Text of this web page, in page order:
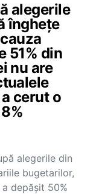
alegerile
înghețe
51% din
nu are
cerut o
alegerile din
bugetarilor,
depășit 50%